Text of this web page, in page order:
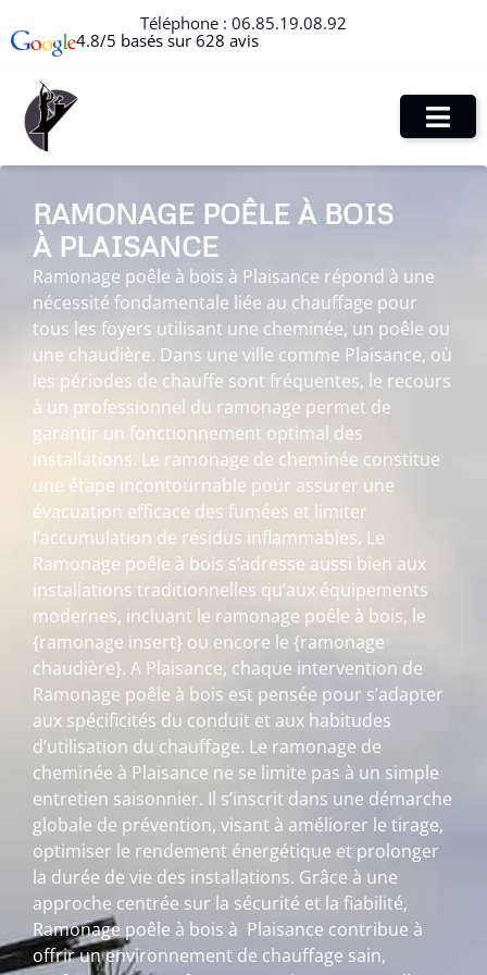
Téléphone : 06.85.19.08.92
4.8/5 basés sur 628 avis
RAMONAGE POÊLE À BOIS
À PLAISANCE
Ramonage poêle à bois à Plaisance répond à une
nécessité fondamentale liée au chauffage pour
tous les foyers utilisant une cheminée, un poêle ou
une chaudière. Dans une ville comme Plaisance, où
les périodes de chauffe sont fréquentes, le recours
à un professionnel du ramonage permet de
garantir un fonctionnement optimal des
installations. Le ramonage de cheminée constitue
une étape incontournable pour assurer une
évacuation efficace des fumées et limiter
l’accumulation de résidus inflammables. Le
Ramonage poêle à bois s’adresse aussi bien aux
installations traditionnelles qu’aux équipements
modernes, incluant le ramonage poêle à bois, le
{ramonage insert} ou encore le {ramonage
chaudière}. A Plaisance, chaque intervention de
Ramonage poêle à bois est pensée pour s’adapter
aux spécificités du conduit et aux habitudes
d’utilisation du chauffage. Le ramonage de
cheminée à Plaisance ne se limite pas à un simple
entretien saisonnier. Il s’inscrit dans une démarche
globale de prévention, visant à améliorer le tirage,
optimiser le rendement énergétique et prolonger
la durée de vie des installations. Grâce à une
approche centrée sur la sécurité et la fiabilité,
Ramonage poêle à bois à Plaisance contribue à
offrir un environnement de chauffage sain,